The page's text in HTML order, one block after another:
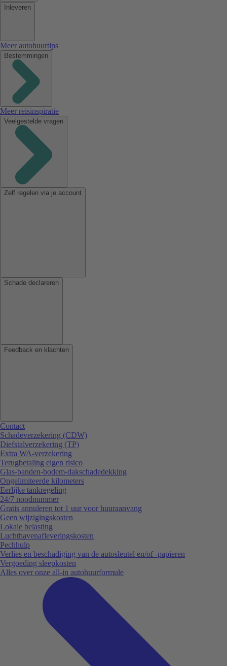
Inleveren
Meer autohuurtips
Bestemmingen
Meer reisinspiratie
Veelgestelde vragen
Zelf regelen via je account
Schade declareren
Feedback en klachten
Contact
Schadeverzekering (CDW)
Diefstalverzekering (TP)
Extra WA-verzekering
Terugbetaling eigen risico
Glas-banden-bodem-dakschadedekking
Ongelimiteerde kilometers
Eerlijke tankregeling
24/7 noodnummer
Gratis annuleren tot 1 uur voor huuraanvang
Geen wijzigingskosten
Lokale belasting
Luchthavenafleveringskosten
Pechhulp
Verlies en beschadiging van de autosleutel en/of -papieren
Vergoeding sleepkosten
Alles over onze all-in autohuurformule